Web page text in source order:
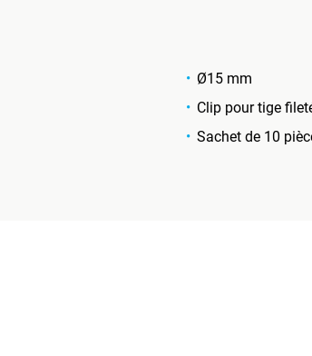
Ø15 mm
Clip pour tige
Sachet de 10